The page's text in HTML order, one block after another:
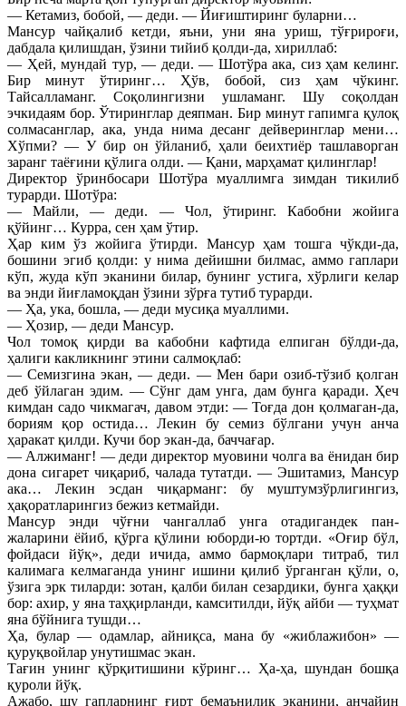
— Кетамиз, бобой, — деди. — Йиғиштиринг буларни…
Мансур чайқалиб кетди, яъни, уни яна уриш, тўғрироғи,
дабдала қилишдан, ўзини тийиб қолди-да, хириллаб:
— Ҳей, мундай тур, — деди. — Шотўра ака, сиз ҳам келинг.
Бир минут ўтиринг… Ҳўв, бобой, сиз ҳам чўкинг.
Тайсалламанг. Соқолингизни ушламанг. Шу соқолдан
эчкидаям бор. Ўтиринглар деяпман. Бир минут гапимга қулоқ
солмасанглар, ака, унда нима десанг дейверинглар мени…
Хўпми? — У бир он ўйланиб, ҳали беихтиёр ташлаворган
заранг таёғини қўлига олди. — Қани, марҳамат қилинглар!
Директор ўринбосари Шотўра муаллимга зимдан тикилиб
турарди. Шотўра:
— Майли, — деди. — Чол, ўтиринг. Кабобни жойига
қўйинг… Курра, сен ҳам ўтир.
Ҳар ким ўз жойига ўтирди. Мансур ҳам тошга чўкди-да,
бошини эгиб қолди: у нима дейишни билмас, аммо гаплари
кўп, жуда кўп эканини билар, бунинг устига, хўрлиги келар
ва энди йиғламоқдан ўзини зўрға тутиб турарди.
— Ҳа, ука, бошла, — деди мусиқа муаллими.
— Ҳозир, — деди Мансур.
Чол томоқ қирди ва кабобни кафтида елпиган бўлди-да,
ҳалиги какликнинг этини салмоқлаб:
— Семизгина экан, — деди. — Мен бари озиб-тўзиб қолган
деб ўйлаган эдим. — Сўнг дам унга, дам бунга қаради. Ҳеч
кимдан садо чикмагач, давом этди: — Тоғда дон қолмаган-да,
бориям қор остида… Лекин бу семиз бўлгани учун анча
ҳаракат қилди. Кучи бор экан-да, баччағар.
— Алжиманг! — деди директор муовини чолга ва ёнидан бир
дона сигарет чиқариб, чалада тутатди. — Эшитамиз, Мансур
ака… Лекин эсдан чиқарманг: бу муштумзўрлигингиз,
ҳақоратларингиз бежиз кетмайди.
Мансур энди чўғни чангаллаб унга отадигандек пан-
жаларини ёйиб, қўрга қўлини юборди-ю тортди. «Оғир бўл,
фойдаси йўқ», деди ичида, аммо бармоқлари титраб, тил
калимага келмаганда унинг ишини қилиб ўрганган қўли, о,
ўзига эрк тиларди: зотан, қалби билан сезардики, бунга ҳаққи
бор: ахир, у яна таҳқирланди, камситилди, йўқ айби — туҳмат
яна бўйнига тушди…
Ҳа, булар — одамлар, айниқса, мана бу «жиблажибон» —
қуруқвойлар унутишмас экан.
Тағин унинг қўрқитишини кўринг… Ҳа-ҳа, шундан бошқа
қуроли йўқ.
Ажабо, шу гапларнинг ғирт бемаънилик эканини, анчайин